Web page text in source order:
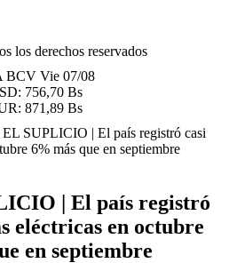
los derechos reservados
BCV Vie 07/08
756,70 Bs
871,89 Bs
SUPLICIO | El país registró casi
6% más que en septiembre
| El país registró
eléctricas en octubre
en septiembre